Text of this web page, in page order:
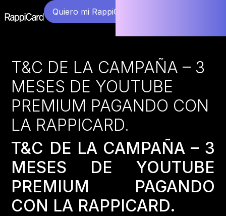
Quiero mi RappiCard
T&C DE LA CAMPAÑA – 3
MESES DE YOUTUBE
PREMIUM PAGANDO CON
LA RAPPICARD.
T&C DE LA CAMPAÑA – 3
MESES DE YOUTUBE
PREMIUM PAGANDO
CON LA RAPPICARD.